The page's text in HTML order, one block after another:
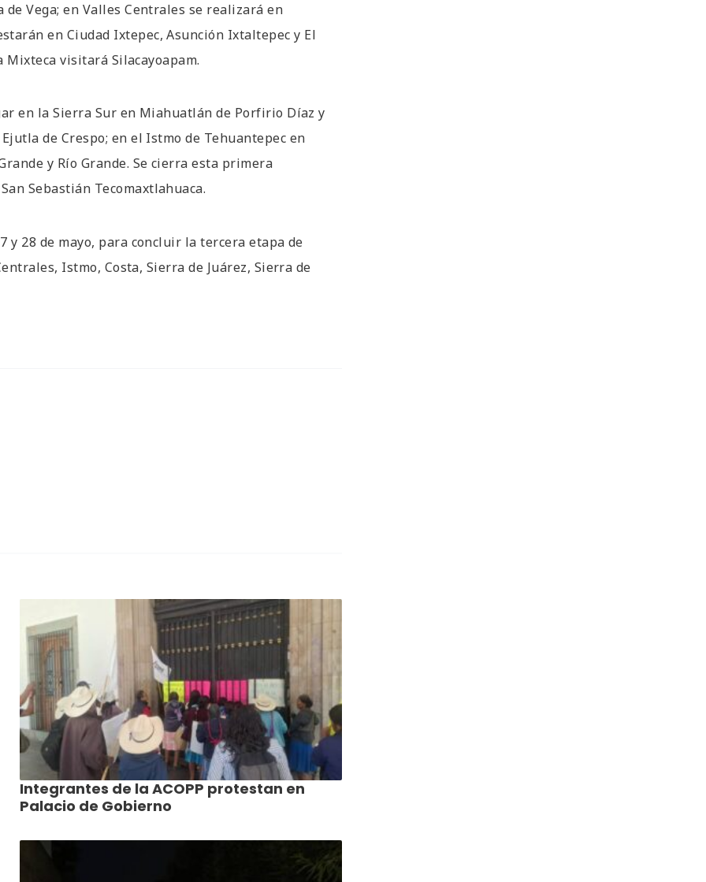
de Vega; en Valles Centrales se realizará en
en Ciudad Ixtepec, Asunción Ixtaltepec y El
Mixteca visitará Silacayoapam.
en la Sierra Sur en Miahuatlán de Porfirio Díaz y
de Crespo; en el Istmo de Tehuantepec en
y Río Grande. Se cierra esta primera
Sebastián Tecomaxtlahuaca.
y 28 de mayo, para concluir la tercera etapa de
Istmo, Costa, Sierra de Juárez, Sierra de
Integrantes de la ACOPP protestan en
Palacio de Gobierno